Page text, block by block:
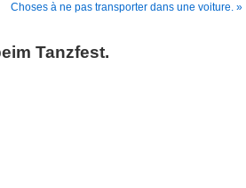
Choses à ne pas transporter dans une voiture. »
Tanzfest.